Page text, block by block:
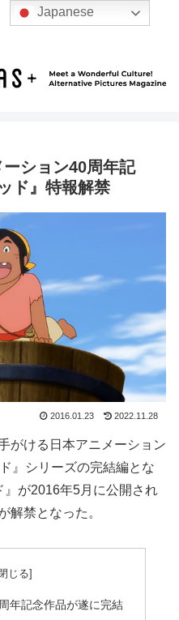
ション40周年記
ド』特報解禁
2016.01.23 2022.11.28
がける日本アニメーション
』シリーズの完結編とな
』が2016年5月に公開され
解禁となった。
年記念作品が遂に完結
Japanese